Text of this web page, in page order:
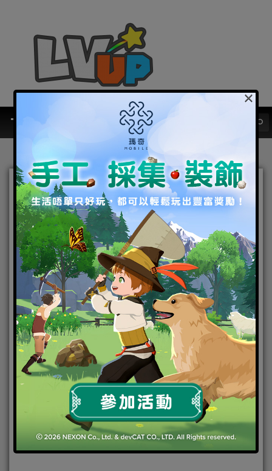
連女神張鈞甯都瘋玩神都夜
行錄，邀你成為西門神
「攝」手！
2019-06-18|Android,IOS,好康活動 手機遊戲,焦點新聞
神都夜行錄
×